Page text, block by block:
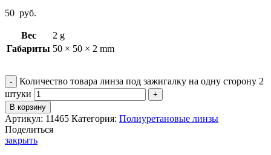
50 руб.
Вес
2 g
Габариты 50 × 50 × 2 mm
Количество товара линза под зажигалку на одну сторону 2
штуки
В корзину
Артикул: 11465 Категория: Полиуретановые линзы
Поделиться
закрыть